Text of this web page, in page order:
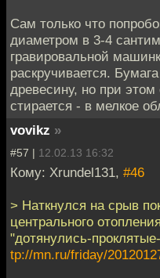
Сам только что
диаметром в 3-4
гравировальной
раскручивается.
древесину, но при
стирается - в мелкое
vovikz »
#57 | 12.02.13 16:32
Кому: Xrundel131, #46
> Наткнулся на срыв
центрального
"дотянулись-
tp://mn.ru/friday/